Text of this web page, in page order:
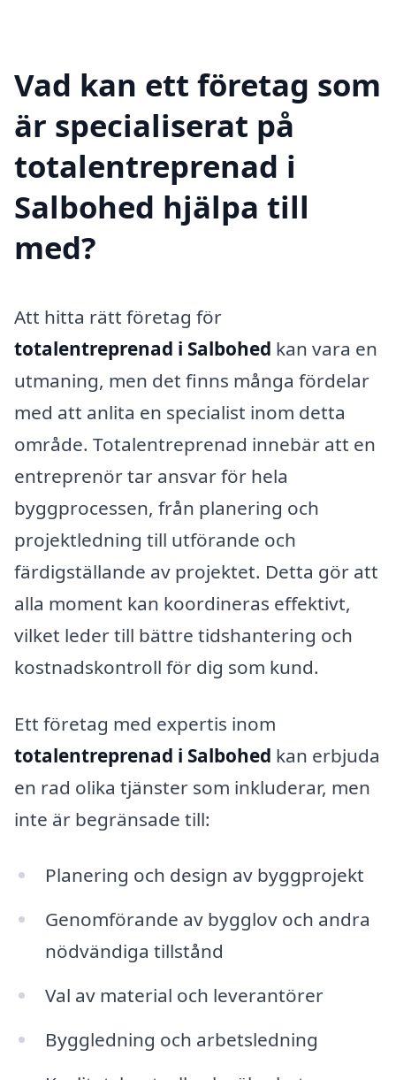
Vad kan ett företag som
är specialiserat på
totalentreprenad i
Salbohed hjälpa till
med?
Att hitta rätt företag för
totalentreprenad i Salbohed kan vara en
utmaning, men det finns många fördelar
med att anlita en specialist inom detta
område. Totalentreprenad innebär att en
entreprenör tar ansvar för hela
byggprocessen, från planering och
projektledning till utförande och
färdigställande av projektet. Detta gör att
alla moment kan koordineras effektivt,
vilket leder till bättre tidshantering och
kostnadskontroll för dig som kund.
Ett företag med expertis inom
totalentreprenad i Salbohed kan erbjuda
en rad olika tjänster som inkluderar, men
inte är begränsade till:
Planering och design av byggprojekt
Genomförande av bygglov och andra
nödvändiga tillstånd
Val av material och leverantörer
Byggledning och arbetsledning